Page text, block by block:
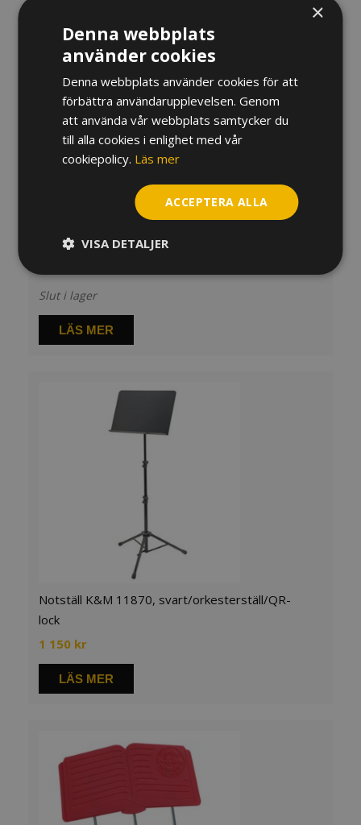
Notställ K&M 11617, cherrywood
Slut i lager
LÄS MER
Notställ K&M 11870, svart/orkesterställ/QR-
lock
1 150 kr
LÄS MER
×
Denna webbplats
använder cookies
Denna webbplats använder cookies för att
förbättra användarupplevelsen. Genom
att använda vår webbplats samtycker du
till alla cookies i enlighet med vår
cookiepolicy. Läs mer
ACCEPTERA ALLA
VISA DETALJER